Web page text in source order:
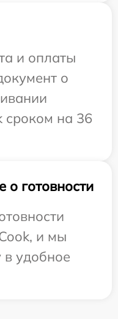
и оплаты
о
сроком на 36
готовности
и мы
в удобное